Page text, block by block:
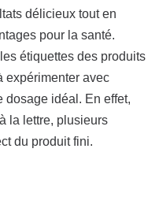
délicieux tout en
pour la santé.
étiquettes des produits
expérimenter avec
dosage idéal. En effet,
la lettre, plusieurs
du produit fini.